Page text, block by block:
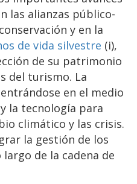
las alianzas público-
y en la
de vida silvestre (i),
de su patrimonio
del turismo. La
en el medio
la tecnología para
climático y las crisis.
la gestión de los
de la cadena de